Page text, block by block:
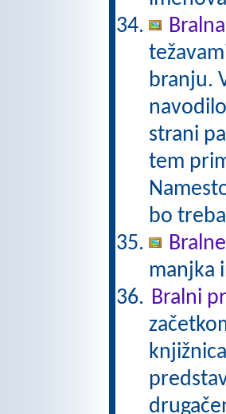
branju.
strani
tem
bo
manjka
Bralni